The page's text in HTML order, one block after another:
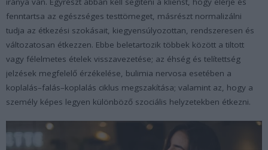
fenntartsa az egészséges testtömeget, másrészt normalizálni
tudja az étkezési szokásait, kiegyensúlyozottan, rendszeresen és
változatosan étkezzen. Ebbe beletartozik többek között a tiltott
vagy félelmetes ételek visszavezetése; az éhség és telítettség
jelzések megfelelő érzékelése, bulimia nervosa esetében a
koplalás–falás–koplalás ciklus megszakítása; valamint az, hogy a
személy képes legyen különböző szociális helyzetekben étkezni.